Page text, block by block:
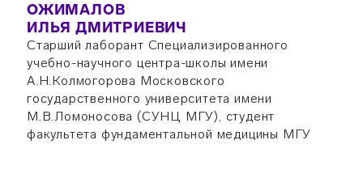
ОЖИМАЛОВ
ИЛЬЯ ДМИТРИЕВИЧ
Старший лаборант Специализированного
учебно-научного центра-школы имени
А.Н.Колмогорова Московского
государственного университета имени
М.В.Ломоносова (СУНЦ МГУ), студент
факультета фундаментальной медицины МГУ